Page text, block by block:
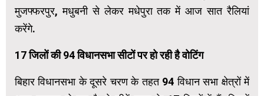
मुजफ्फरपुर, मधुबनी से लेकर मधेपुरा तक में आज सात रैलियां
करेंगे.
17 जिलों की 94 विधानसभा सीटों पर हो रही है वोटिंग
बिहार विधानसभा के दूसरे चरण के तहत 94 विधान सभा क्षेत्रों में